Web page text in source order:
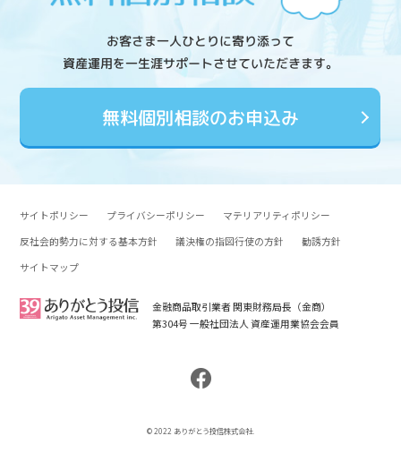
お客さま一人ひとりに寄り添って
資産運用を一生涯サポートさせていただきます。
無料個別相談のお申込み
サイトポリシー プライバシーポリシー
マテリアリティポリシー
反社会的勢力に対する基本方針
議決権の指図行使の方針
勧誘方針
サイトマップ
金融商品取引業者 関東財務局長（金商）
第304号 一般社団法人 資産運用業協会会員
© 2022 ありがとう投信株式会社.